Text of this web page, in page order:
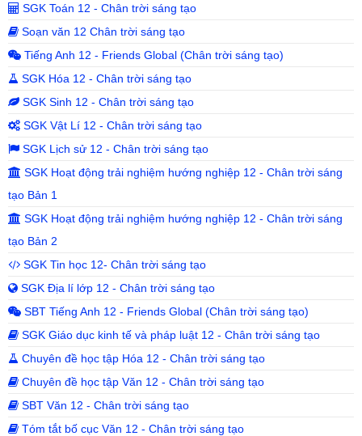
SGK Toán 12 - Chân trời sáng tạo
Soạn văn 12 Chân trời sáng tạo
Tiếng Anh 12 - Friends Global (Chân trời sáng tạo)
SGK Hóa 12 - Chân trời sáng tạo
SGK Sinh 12 - Chân trời sáng tạo
SGK Vật Lí 12 - Chân trời sáng tạo
SGK Lịch sử 12 - Chân trời sáng tạo
SGK Hoạt động trải nghiệm hướng nghiệp 12 - Chân trời sáng
tạo Bản 1
SGK Hoạt động trải nghiệm hướng nghiệp 12 - Chân trời sáng
tạo Bản 2
SGK Tin học 12- Chân trời sáng tạo
SGK Địa lí lớp 12 - Chân trời sáng tạo
SBT Tiếng Anh 12 - Friends Global (Chân trời sáng tạo)
SGK Giáo dục kinh tế và pháp luật 12 - Chân trời sáng tạo
Chuyên đề học tập Hóa 12 - Chân trời sáng tạo
Chuyên đề học tập Văn 12 - Chân trời sáng tạo
SBT Văn 12 - Chân trời sáng tạo
Tóm tắt bố cục Văn 12 - Chân trời sáng tạo